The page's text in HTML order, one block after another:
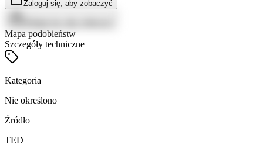
Zaloguj się, aby zobaczyć
Mapa podobieństw
Szczegóły techniczne
Kategoria
Nie określono
Źródło
TED